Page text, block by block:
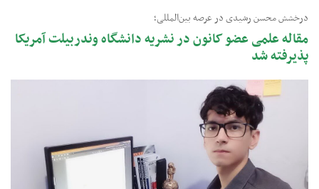
درخشش محسن رشیدی در عرصه بین‌المللی؛
مقاله علمی عضو کانون در نشریه دانشگاه وندربیلت آمریکا
پذیرفته شد